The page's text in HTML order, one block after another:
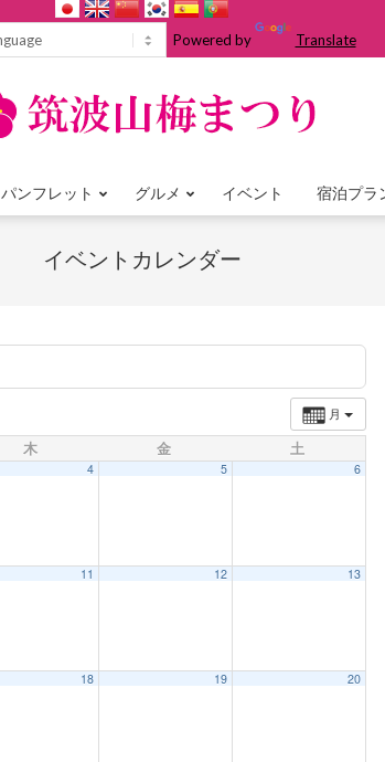
Powered by Translate
Primary
Menu
パンフレット グルメ イベント 宿泊プラ
イベントカレンダー
月
木 金 土
4 5 6
11 12 13
18 19 20